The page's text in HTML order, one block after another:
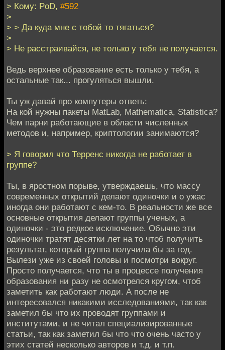
> Кому: PoD, #592
>
> > Да куда мне с тобой то тягаться?
>
> Не расстраивайся, не только у тебя не получается.
Ведь верхнее образование есть только у тебя, а
остальные так... прогуляться вышли.
Ты уж давай про компутеры ответь:
На кой нужны пакеты MatLab, Mathematica, Statistica?
Чем парни работающие в области численных
методов и, например, криптологии занимаются?
> Я говорил что Терренс никогда не работает в
группе?
Ты, в яростном порыве, утверждаешь, что массу
современных открытий делают одиночки и о ужас
иногда они работают с кем-то. В реальности же все
основные открытия делают группы ученых, а
одиночки - это редкое исключение. Обычно эти
одиночки тратят десятки лет на то чтоб получить
результат, который группа получила бы за год.
Вылези уже из своей головы и посмотри вокруг.
Просто получается, что ты в процессе получения
образования ни разу не осмотрелся кругом, чтоб
заметить как работают люди. А после не
интересовался никакими исследованиями, так как
заметил бы что их проводят группами и
институтами, и не читал специализированные
статьи, так как заметил бы что что очень часто у
этих статей несколько авторов и т.д. и т.п.